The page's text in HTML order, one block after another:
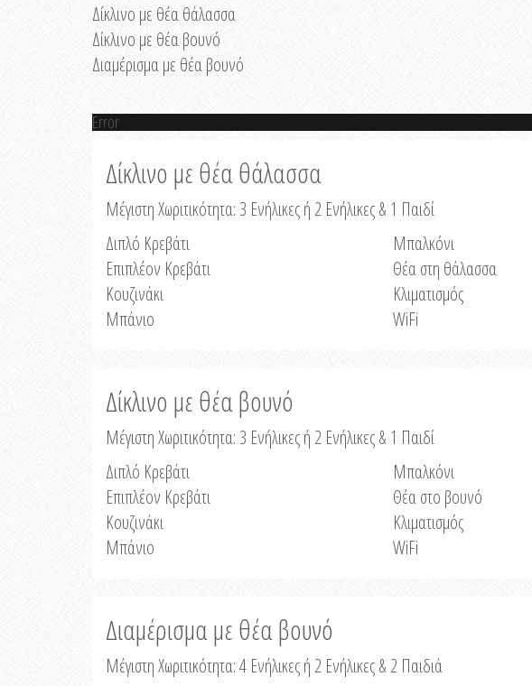
Δίκλινο με θέα θάλασσα
Δίκλινο με θέα βουνό
Διαμέρισμα με θέα βουνό
Error
Δίκλινο με θέα θάλασσα
Μέγιστη Χωριτικότητα: 3 Ενήλικες ή 2 Ενήλικες & 1 Παιδί
Διπλό Κρεβάτι
Επιπλέον Κρεβάτι
Κουζινάκι
Μπάνιο
Μπαλκόνι
Θέα στη θάλασσα
Κλιματισμός
WiFi
Δίκλινο με θέα βουνό
Μέγιστη Χωριτικότητα: 3 Ενήλικες ή 2 Ενήλικες & 1 Παιδί
Διπλό Κρεβάτι
Επιπλέον Κρεβάτι
Κουζινάκι
Μπάνιο
Μπαλκόνι
Θέα στο βουνό
Κλιματισμός
WiFi
Διαμέρισμα με θέα βουνό
Μέγιστη Χωριτικότητα: 4 Ενήλικες ή 2 Ενήλικες & 2 Παιδιά